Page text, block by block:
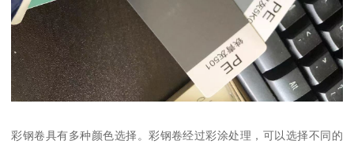
彩钢卷具有多种颜色选择。彩钢卷经过彩涂处理，可以选择不同的